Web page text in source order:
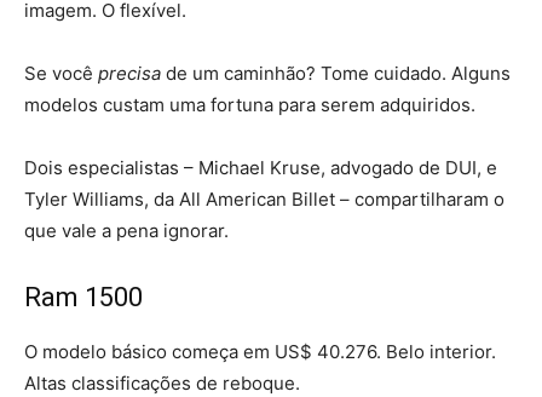
imagem. O flexível.
Se você precisa de um caminhão? Tome cuidado. Alguns
modelos custam uma fortuna para serem adquiridos.
Dois especialistas – Michael Kruse, advogado de DUI, e
Tyler Williams, da All American Billet – compartilharam o
que vale a pena ignorar.
Ram 1500
O modelo básico começa em US$ 40.276. Belo interior.
Altas classificações de reboque.